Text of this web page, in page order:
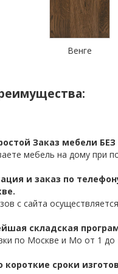
Венге
Заказ мебели
мебель на дому при
и заказ по
с сайта
складская
по Москве и Мо от 1 до
короткие сроки